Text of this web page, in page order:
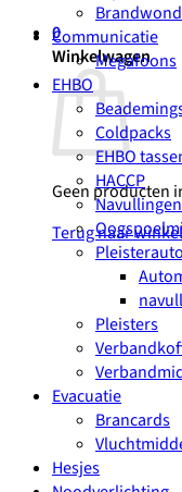
0
Winkelwagen
Geen producten
Terug naar winkel
Communicatie
Megafoons
EHBO
Coldpacks
EHBO
HACCP
Navullingen
Pleisters
Evacuatie
Brancards
Hesjes